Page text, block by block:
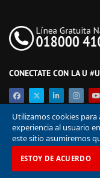
CONECTATE CON LA U
© Corporación Universitaria
Utilizamos cookies
experiencia al usuario
este sitio asumiremos
ESTOY DE ACUERDO